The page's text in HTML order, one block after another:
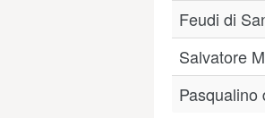
Feudi di
Salvatore
Pasqualino